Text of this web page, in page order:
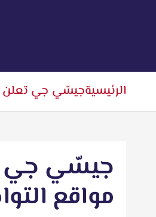
الرئيسيةجيسّي جي تعلن
جيسّي جي
مواقع